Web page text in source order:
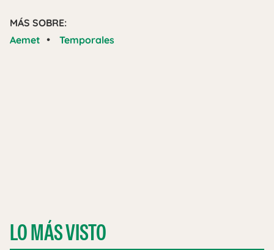
MÁS SOBRE:
Aemet • Temporales
LO MÁS VISTO